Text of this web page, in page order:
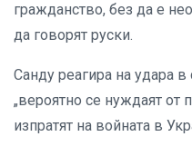
гражданство, без да е
да говорят руски.
Санду реагира на удара в
„вероятно се нуждаят от
изпратят на войната в